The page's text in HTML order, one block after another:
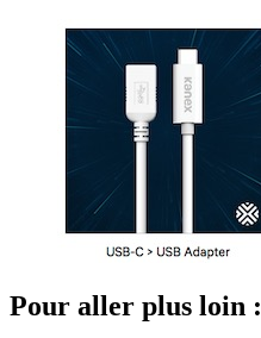
Pour aller plus loin :